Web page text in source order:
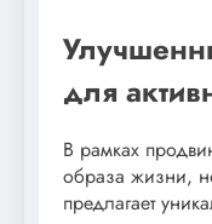
для
В рамках
образа жизни,
предлагает